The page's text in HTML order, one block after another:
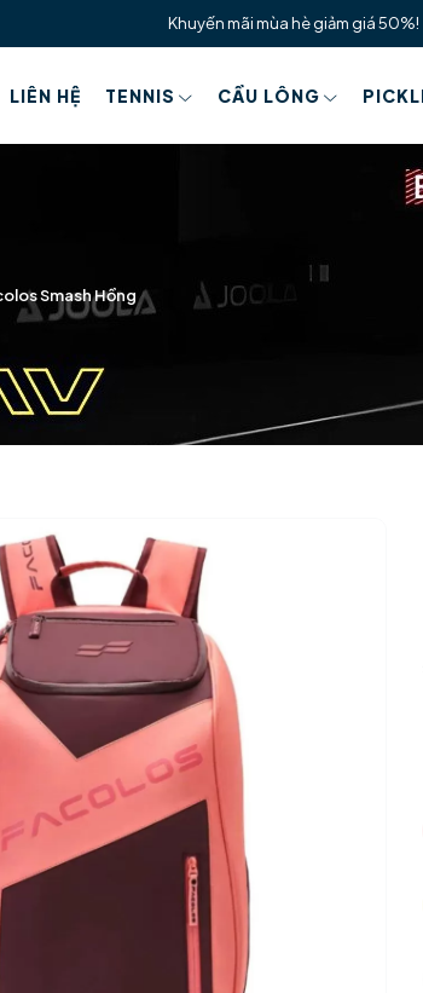
Khuyến mãi mùa hè giảm giá 50%!
LIÊN HỆ TENNIS CẦU LÔNG
Smash Hồng